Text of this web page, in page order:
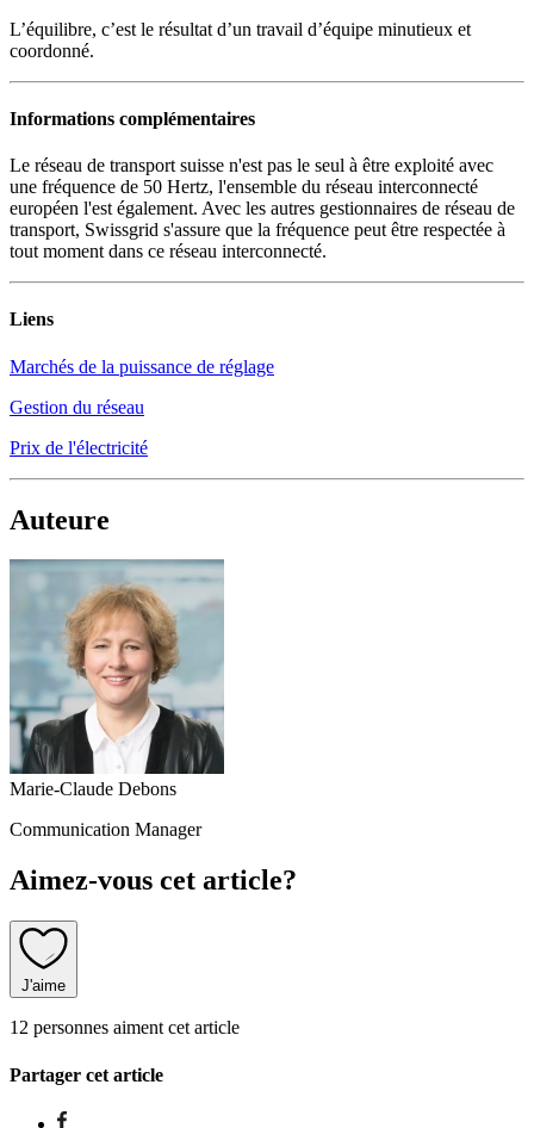
L’équilibre, c’est le résultat d’un travail d’équipe minutieux et
coordonné.
Informations complémentaires
Le réseau de transport suisse n'est pas le seul à être exploité avec
une fréquence de 50 Hertz, l'ensemble du réseau interconnecté
européen l'est également. Avec les autres gestionnaires de réseau de
transport, Swissgrid s'assure que la fréquence peut être respectée à
tout moment dans ce réseau interconnecté.
Liens
Marchés de la puissance de réglage
Gestion du réseau
Prix de l'électricité
Auteure
Marie-Claude Debons
Communication Manager
Aimez-vous cet article?
J'aime
12 personnes aiment cet article
Partager cet article